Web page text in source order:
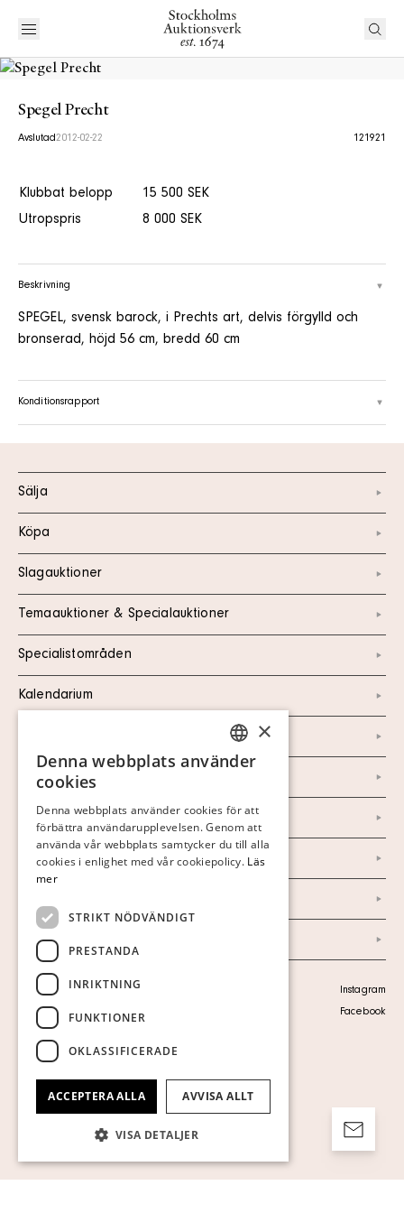
Spegel Precht
Avslutad2012-02-22 121921
Klubbat belopp
15 500 SEK
Utropspris
8 000 SEK
Beskrivning
SPEGEL, svensk barock, i Prechts art, delvis förgylld och
bronserad, höjd 56 cm, bredd 60 cm
Konditionsrapport
Sälja
Köpa
Slagauktioner
Temaauktioner & Specialauktioner
Specialistområden
Kalendarium
Om oss
Nyheter
Marknad & Press
Arkiv
Personuppgiftspolicy
Visa cookies
Instagram
Facebook
SWEDISH
GERMAN
ENGLISH
×
Denna webbplats använder
cookies
Denna webbplats använder cookies för att
förbättra användarupplevelsen. Genom att
använda vår webbplats samtycker du till alla
cookies i enlighet med vår cookiepolicy. Läs
mer
STRIKT NÖDVÄNDIGT
PRESTANDA
INRIKTNING
FUNKTIONER
OKLASSIFICERADE
ACCEPTERA ALLA AVVISA ALLT
VISA DETALJER